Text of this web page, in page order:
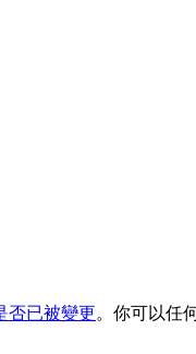
否已被變更。你可以任